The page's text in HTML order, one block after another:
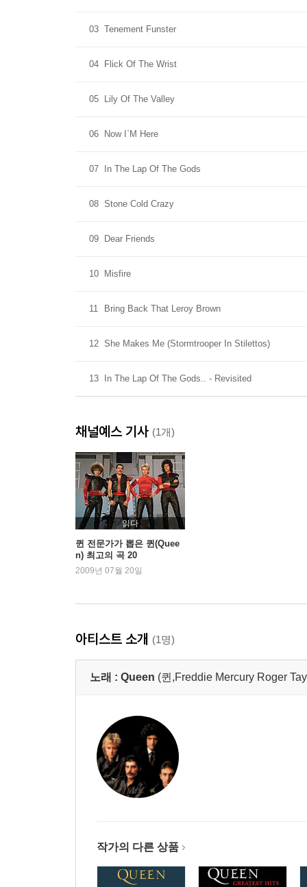
03 Tenement Funster
04 Flick Of The Wrist
05 Lily Of The Valley
06 Now I`M Here
07 In The Lap Of The Gods
08 Stone Cold Crazy
09 Dear Friends
10 Misfire
11 Bring Back That Leroy Brown
12 She Makes Me (Stormtrooper In Stilettos)
13 In The Lap Of The Gods.. - Revisited
채널예스 기사 (1개)
읽다
퀸 전문가가 뽑은 퀸(Quee
n) 최고의 곡 20
2009년 07월 20일
아티스트 소개 (1명)
노래 : Queen (퀸,Freddie Mercury Roger
작가의 다른 상품